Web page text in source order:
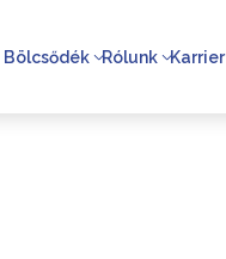
Bölcsődék Rólunk Karrier